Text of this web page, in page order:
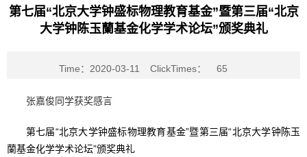
第七届“北京大学钟盛标物理教育基金”暨第三届“北京
大学钟陈玉蘭基金化学学术论坛”颁奖典礼
Time：2020-03-11 ClickTimes： 65
张嘉俊同学获奖感言
第七届“北京大学钟盛标物理教育基金”暨第三届“北京大学钟陈玉
蘭基金化学学术论坛”颁奖典礼